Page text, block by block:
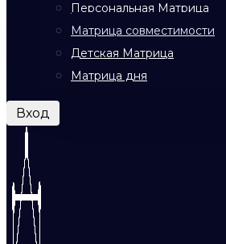
Персональная Матрица
Матрица совместимости
Детская Матрица
Матрица дня
Вход